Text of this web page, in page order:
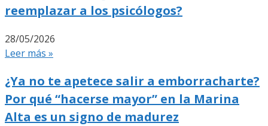
reemplazar a los psicólogos?
28/05/2026
Leer más »
¿Ya no te apetece salir a emborracharte?
Por qué “hacerse mayor” en la Marina
Alta es un signo de madurez